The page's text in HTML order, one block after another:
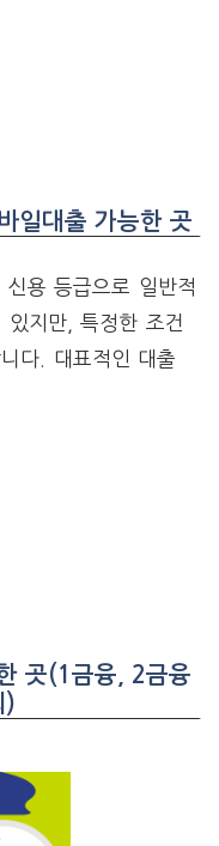
일대출 가능한 곳
용 등급으로 일반적
지만, 특정한 조건
다. 대표적인 대출
곳(1금융, 2금융
)